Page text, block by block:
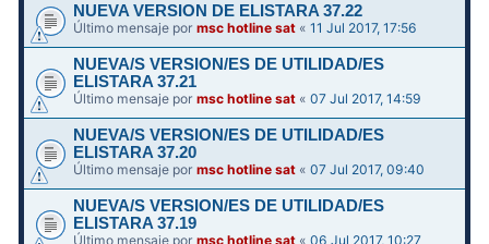
NUEVA VERSION DE ELISTARA 37.22
Último mensaje pormsc hotline sat «11 Jul 2017, 17:56
NUEVA/S VERSION/ES DE UTILIDAD/ES
ELISTARA 37.21
Último mensaje pormsc hotline sat «07 Jul 2017, 14:59
NUEVA/S VERSION/ES DE UTILIDAD/ES
ELISTARA 37.20
Último mensaje pormsc hotline sat «07 Jul 2017, 09:40
NUEVA/S VERSION/ES DE UTILIDAD/ES
ELISTARA 37.19
Último mensaje pormsc hotline sat «06 Jul 2017, 10:27